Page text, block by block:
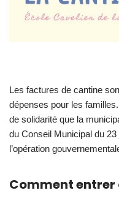
Les factures de cantine
dépenses pour les
de solidarité que la
du Conseil Municipal du
l’opération
Comment entrer